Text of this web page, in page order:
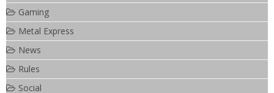
Gaming
Metal Express
News
Rules
Social